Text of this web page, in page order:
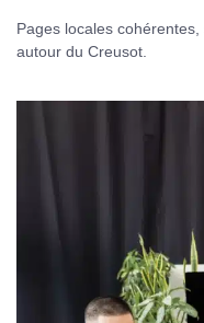
Pages locales
autour du Creusot.